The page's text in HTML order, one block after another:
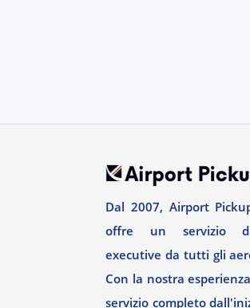
Dal 2007, Airport
offre un servizio di
executive da tutti gli
Con la nostra
servizio completo